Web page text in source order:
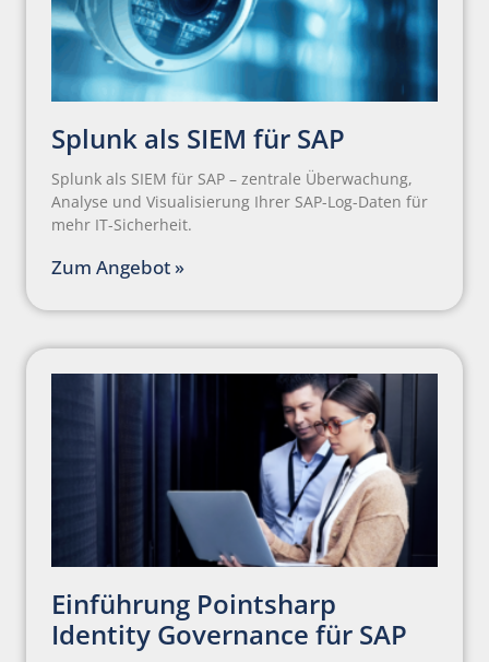
Splunk als SIEM für SAP
Splunk als SIEM für SAP – zentrale Überwachung,
Analyse und Visualisierung Ihrer SAP-Log-Daten für
mehr IT-Sicherheit.
Zum Angebot »
Einführung Pointsharp
Identity Governance für SAP